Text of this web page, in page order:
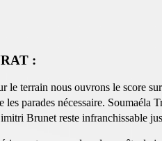
:
terrain nous ouvrons le score
parades nécessaire.
Brunet reste infranchissable